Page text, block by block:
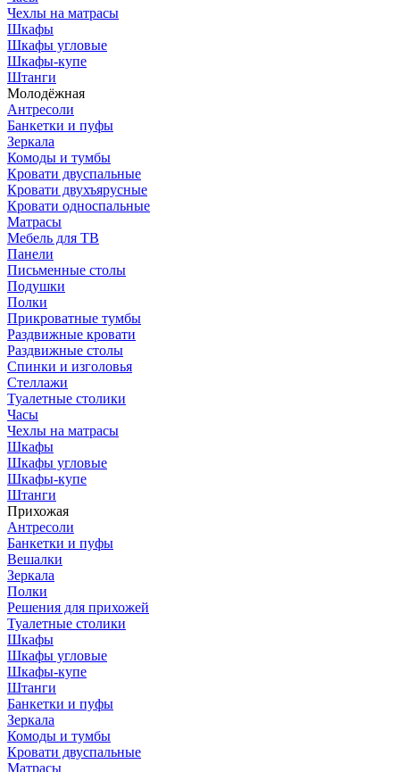
Чехлы на матрасы
Шкафы
Шкафы угловые
Шкафы-купе
Штанги
Молодёжная
Антресоли
Банкетки и пуфы
Зеркала
Комоды и тумбы
Кровати двуспальные
Кровати двухъярусные
Кровати односпальные
Матрасы
Мебель для ТВ
Панели
Письменные столы
Подушки
Полки
Прикроватные тумбы
Раздвижные кровати
Раздвижные столы
Спинки и изголовья
Стеллажи
Туалетные столики
Часы
Чехлы на матрасы
Шкафы
Шкафы угловые
Шкафы-купе
Штанги
Прихожая
Антресоли
Банкетки и пуфы
Вешалки
Зеркала
Полки
Решения для прихожей
Туалетные столики
Шкафы
Шкафы угловые
Шкафы-купе
Штанги
Банкетки и пуфы
Зеркала
Комоды и тумбы
Кровати двуспальные
Матрасы